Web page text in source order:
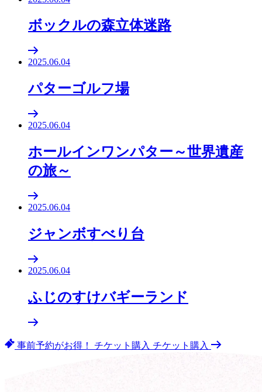
ボックルの森立体迷路
2025.06.04
パターゴルフ場
2025.06.04
ホールインワンパター～世界遺産
の旅～
2025.06.04
ジャンボすべり台
2025.06.04
ふじのすけバギーランド
事前予約がお得！ チケット購入 チケット購入